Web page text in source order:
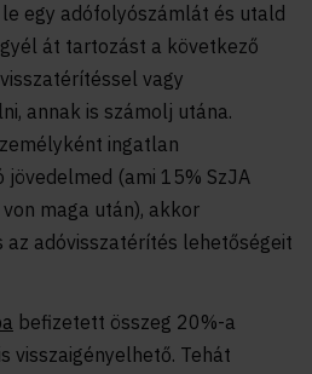
egy adófolyószámlát és utald
át tartozást a következő
vagy
annak is számolj utána.
ingatlan
jövedelmed (ami 15% SzJA
maga után), akkor
az adóvisszatérítés lehetőségeit
befizetett összeg 20%-a
visszaigényelhető. Tehát